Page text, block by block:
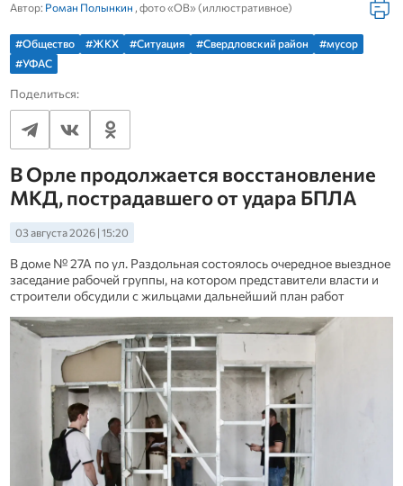
Автор: Роман Полынкин , фото «ОВ» (иллюстративное)
#Общество #ЖКХ #Ситуация #Свердловский район
#мусор
#УФАС
Поделиться:
В Орле продолжается восстановление
МКД, пострадавшего от удара БПЛА
03 августа 2026 | 15:20
В доме № 27А по ул. Раздольная состоялось очередное выездное
заседание рабочей группы, на котором представители власти и
строители обсудили с жильцами дальнейший план работ